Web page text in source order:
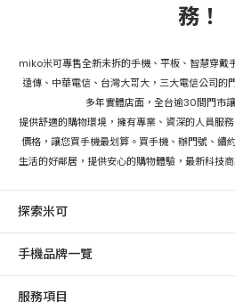
務！
miko米可專售全新未拆的手機、平板、智慧穿戴
遠傳、中華電信、台灣大哥大，三大電信公司的
多年實體店面，全台逾30間門市
提供舒適的購物環境，擁有專業、資深的人員服
價格，讓您買手機最划算。買手機、辦門號、續
生活的好鄰居，提供安心的購物體驗，最新科技
探索米可
手機品牌一覽
服務項目